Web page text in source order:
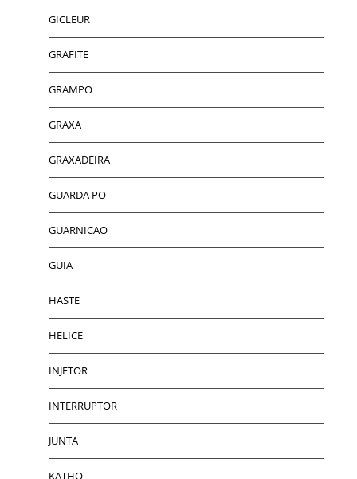
GICLEUR
GRAFITE
GRAMPO
GRAXA
GRAXADEIRA
GUARDA PO
GUARNICAO
GUIA
HASTE
HELICE
INJETOR
INTERRUPTOR
JUNTA
KATHO